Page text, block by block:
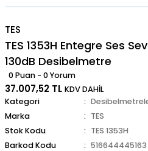
TES
TES 1353H Entegre Ses
130dB Desibelmetre
0 Puan - 0 Yorum
37.007,52 TL KDV DAHİL
Kategori
Marka
TES
Stok Kodu
TES 1353H
Barkod Kodu
516644445163